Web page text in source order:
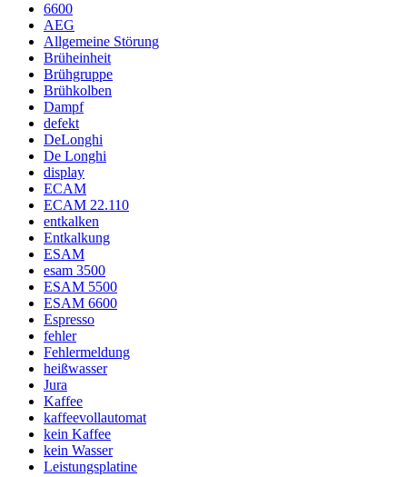
6600
AEG
Allgemeine Störung
Brüheinheit
Brühgruppe
Brühkolben
Dampf
defekt
DeLonghi
De Longhi
display
ECAM
ECAM 22.110
entkalken
Entkalkung
ESAM
esam 3500
ESAM 5500
ESAM 6600
Espresso
fehler
Fehlermeldung
heißwasser
Jura
Kaffee
kaffeevollautomat
kein Kaffee
kein Wasser
Leistungsplatine